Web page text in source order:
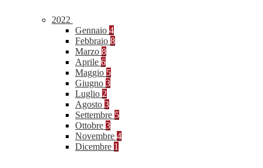
2022
Gennaio 4
Febbraio 8
Marzo 8
Aprile 6
Maggio 5
Giugno 3
Luglio 2
Agosto 3
Settembre 5
Ottobre 3
Novembre 4
Dicembre 1